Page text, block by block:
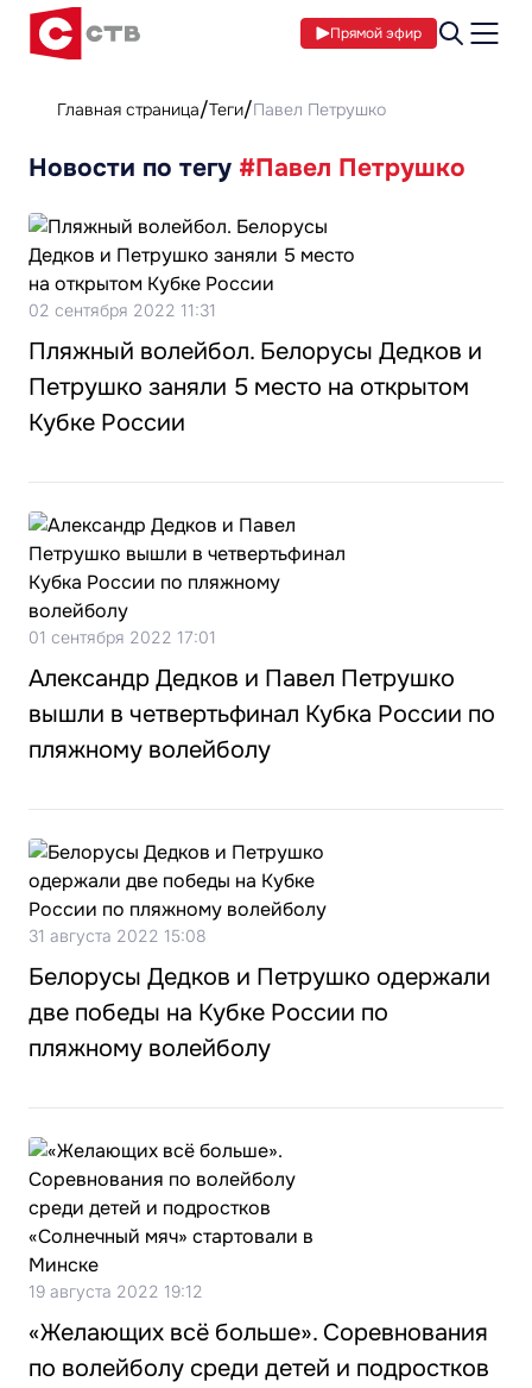
Прямой эфир
Главная страница Теги Павел Петрушко
Новости по тегу #Павел Петрушко
02 сентября 2022 11:31
Пляжный волейбол. Белорусы Дедков и
Петрушко заняли 5 место на открытом
Кубке России
01 сентября 2022 17:01
Александр Дедков и Павел Петрушко
вышли в четвертьфинал Кубка России по
пляжному волейболу
31 августа 2022 15:08
Белорусы Дедков и Петрушко одержали
две победы на Кубке России по
пляжному волейболу
19 августа 2022 19:12
«Желающих всё больше». Соревнования
по волейболу среди детей и подростков